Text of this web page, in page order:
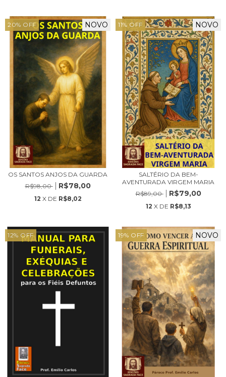
20% OFF NOVO
OS SANTOS ANJOS DA GUARDA
R$98,00
R$78,00
12 X DE R$8,02
11% OFF NOVO
SALTÉRIO DA BEM-
AVENTURADA VIRGEM MARIA
R$89,00
R$79,00
12 X DE R$8,13
12% OFF 19% OFF NOVO